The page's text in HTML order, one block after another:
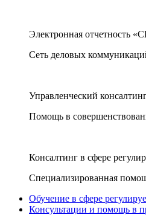
Электронная отчетность
Сеть деловых
Управленческий
Помощь в
Консалтинг в сфере
Специализированная
Обучение в сфере
Консультации и помощь в